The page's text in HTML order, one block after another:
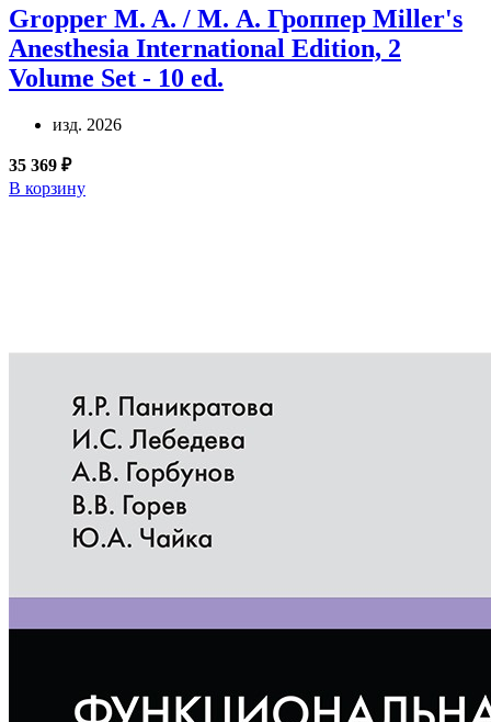
Gropper M. A. / М. А. Гроппер Miller's
Anesthesia International Edition, 2
Volume Set - 10 ed.
изд. 2026
35 369 ₽
В корзину